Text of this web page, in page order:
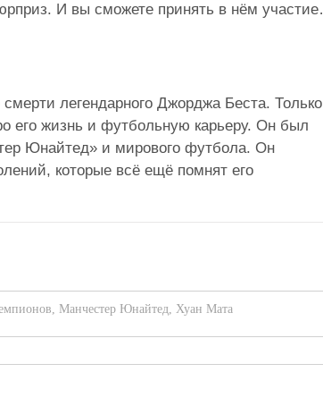
И вы сможете принять в нём
легендарного Джорджа Беста. Только
его жизнь и футбольную карьеру. Он был
Юнайтед» и мирового футбола. Он
которые всё ещё помнят его
, Манчестер Юнайтед, Хуан Мата